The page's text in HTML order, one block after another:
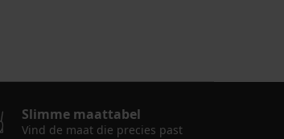
Slimme maattabel
Vind de maat die precies past